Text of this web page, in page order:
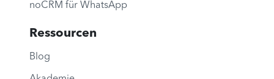
noCRM für WhatsApp
Ressourcen
Blog